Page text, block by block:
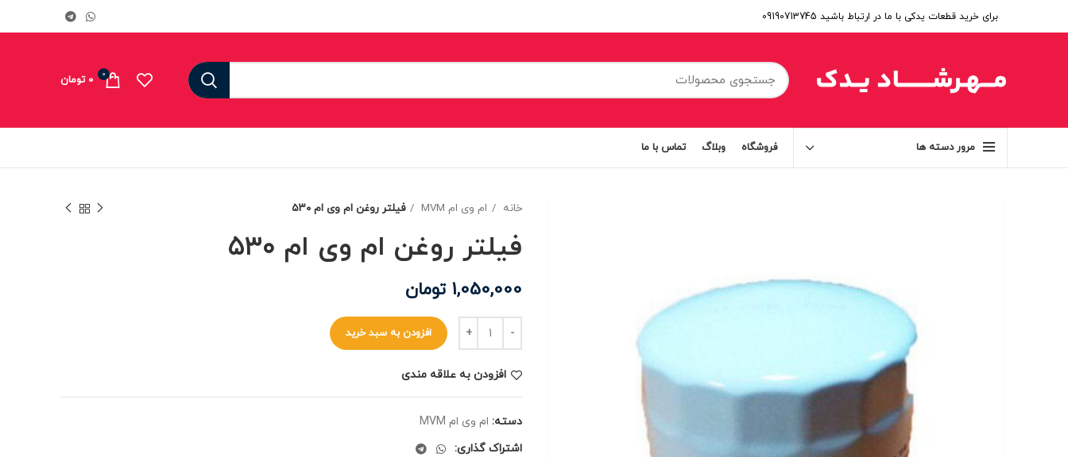
برای خرید قطعات یدکی با ما در ارتباط باشید 09190713745
0
0 تومان
مرور دسته ها فروشگاه وبلاگ تماس با ما
خانه ام وی ام MVM فیلتر روغن ام وی ام ۵۳۰
فیلتر روغن ام وی ام ۵۳۰
1,050,000 تومان
افزودن به سبد خرید
افزودن به علاقه مندی
دسته: ام وی ام MVM
اشتراک گذاری: